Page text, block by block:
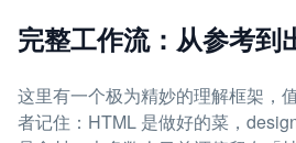
完整工作流：从参考到
这里有一个极为精妙的理解框架，
者记住：HTML 是做好的菜，